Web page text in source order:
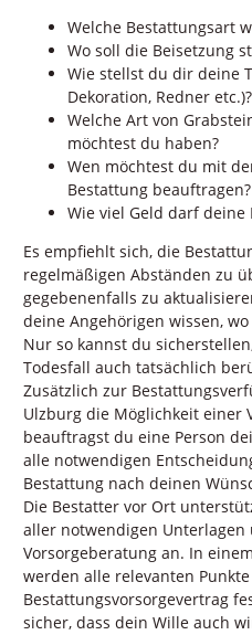
Welche Bestattungsart
Wo soll die Beisetzung
Wie stellst du dir deine
Dekoration, Redner etc.)?
Welche Art von
möchtest du haben?
Wen möchtest du mit
Bestattung beauftragen?
Wie viel Geld darf deine
Es empfiehlt sich, die
regelmäßigen Abständen zu
gegebenenfalls zu
deine Angehörigen wissen,
Nur so kannst du
Todesfall auch tatsächlich
Zusätzlich zur
Ulzburg die Möglichkeit einer
beauftragst du eine Person
alle notwendigen
Bestattung nach deinen
Die Bestatter vor Ort
aller notwendigen
Vorsorgeberatung an. In
werden alle relevanten
Bestattungsvorsorgevertrag
sicher, dass dein Wille auch